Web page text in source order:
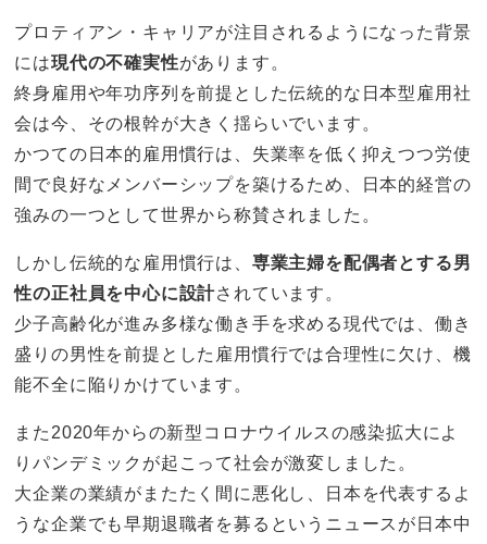
プロティアン・キャリアが注目されるようになった背景
には現代の不確実性があります。
終身雇用や年功序列を前提とした伝統的な日本型雇用社
会は今、その根幹が大きく揺らいでいます。
かつての日本的雇用慣行は、失業率を低く抑えつつ労使
間で良好なメンバーシップを築けるため、日本的経営の
強みの一つとして世界から称賛されました。
しかし伝統的な雇用慣行は、 専業主婦を配偶者とする男
性の正社員を中心に設計されています。
少子高齢化が進み多様な働き手を求める現代では、働き
盛りの男性を前提とした雇用慣行では合理性に欠け、機
能不全に陥りかけています。
また2020年からの新型コロナウイルスの感染拡大によ
りパンデミックが起こって社会が激変しました。
大企業の業績がまたたく間に悪化し、日本を代表するよ
うな企業でも早期退職者を募るというニュースが日本中